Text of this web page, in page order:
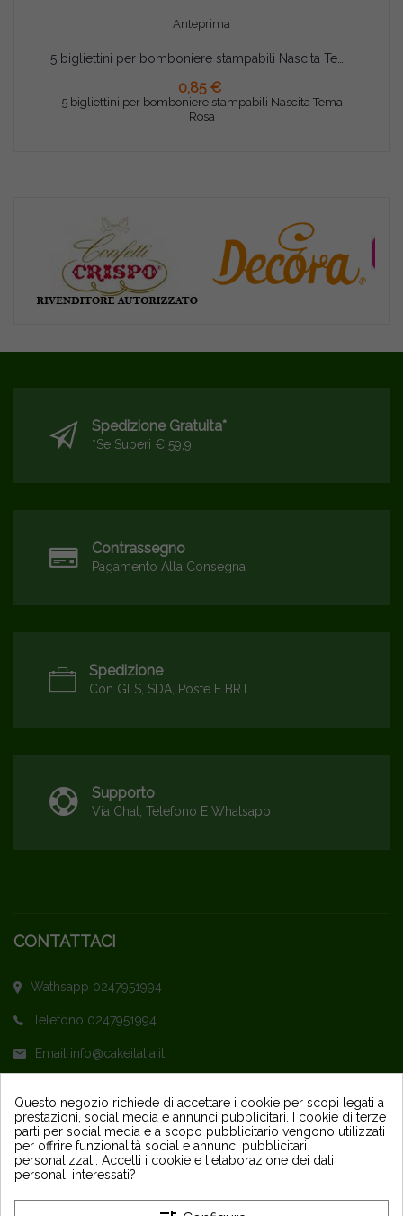
Anteprima
0,85 €
5 bigliettini per bomboniere stampabili Nascita Tema
Rosa
AGGIUNGI AL CARRELLO
Spedizione Gratuita*
*se Superi € 59,9
Contrassegno
Pagamento Alla Consegna
Spedizione
Con GLS, SDA, Poste E BRT
Supporto
Via Chat, Telefono E Whatsapp
CONTATTACI
Wathsapp 0247951994
Telefono 0247951994
Email info@cakeitalia.it
dalle ore 9,30 alle 14 e dalle 15 alle 18
Questo negozio richiede di accettare i cookie per scopi legati a
prestazioni, social media e annunci pubblicitari. I cookie di terze
parti per social media e a scopo pubblicitario vengono utilizzati
per offrire funzionalità social e annunci pubblicitari
personalizzati. Accetti i cookie e l'elaborazione dei dati
personali interessati?